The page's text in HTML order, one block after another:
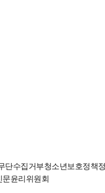
단수집거부청소년보호정책